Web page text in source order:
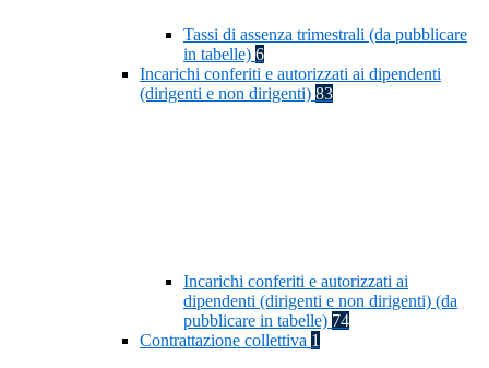
Tassi di assenza trimestrali (da pubblicare
in tabelle) 6
Incarichi conferiti e autorizzati ai dipendenti
(dirigenti e non dirigenti) 83
Incarichi conferiti e autorizzati ai
dipendenti (dirigenti e non dirigenti) (da
pubblicare in tabelle) 74
Contrattazione collettiva 1